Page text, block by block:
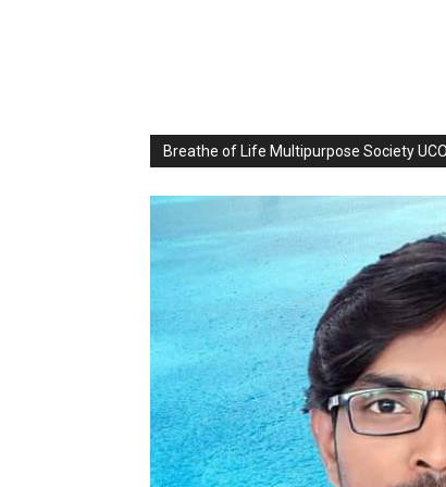
Breathe of Life Multipurpose Society